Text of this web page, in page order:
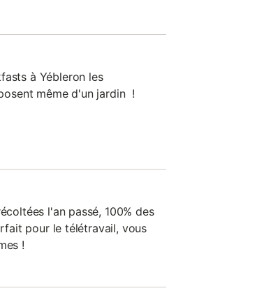
à Yébleron les
même d'un jardin !
l'an passé, 100% des
pour le télétravail, vous
!